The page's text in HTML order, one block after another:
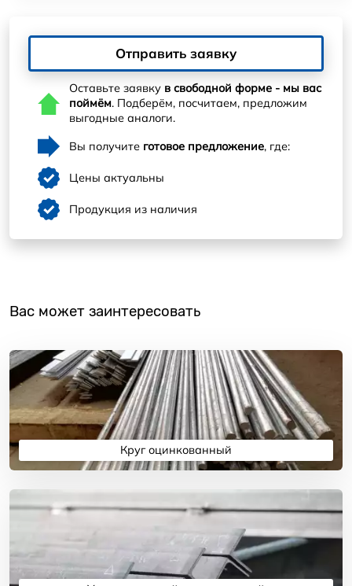
Отправить заявку
Оставьте заявку в свободной форме - мы вас
поймём. Подберём, посчитаем, предложим
выгодные аналоги.
Вы получите готовое предложение, где:
Цены актуальны
Продукция из наличия
Вас может заинтересовать
Круг оцинкованный
Подробнее